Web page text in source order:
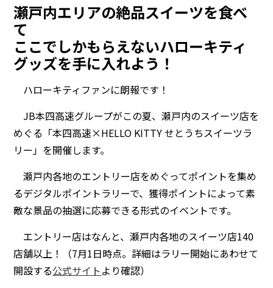
瀬戸内エリアの絶品スイーツを食べ
て
ここでしかもらえないハローキティ
グッズを手に入れよう！
ハローキティファンに朗報です！
JB本四高速グループがこの夏、瀬戸内のスイーツ店を
めぐる「本四高速×HELLO KITTY せとうちスイーツラ
リー」を開催します。
瀬戸内各地のエントリー店をめぐってポイントを集め
るデジタルポイントラリーで、獲得ポイントによって素
敵な景品の抽選に応募できる形式のイベントです。
エントリー店はなんと、瀬戸内各地のスイーツ店140
店舗以上！（7月1日時点。詳細はラリー開始にあわせて
開設する公式サイトより確認）